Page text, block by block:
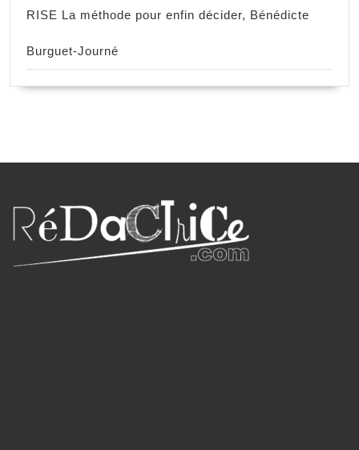
RISE La méthode pour enfin décider, Bénédicte
Burguet-Journé